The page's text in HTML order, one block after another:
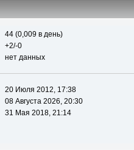
44 (0,009 в день)
+2/-0
нет данных
20 Июля 2012, 17:38
08 Августа 2026, 20:30
31 Мая 2018, 21:14